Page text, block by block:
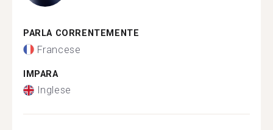
PARLA CORRENTEMENTE
Francese
IMPARA
Inglese